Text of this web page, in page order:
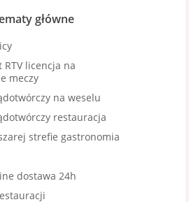
główne
licencja na
meczy
na weselu
restauracja
strefie gastronomia
dostawa 24h